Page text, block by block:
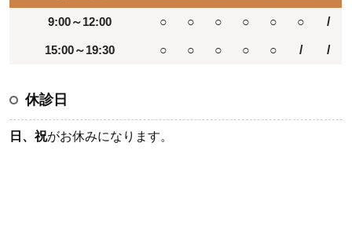
9:00～12:00 ○ ○ ○ ○ ○ ○ /
15:00～19:30 ○ ○ ○ ○ ○ / /
休診日
日、祝がお休みになります。